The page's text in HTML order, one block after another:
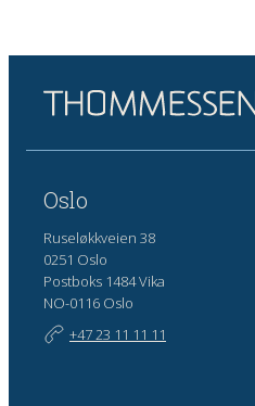
Oslo
Ruseløkkveien 38
0251 Oslo
Postboks 1484 Vika
NO-0116 Oslo
+47 23 11 11 11